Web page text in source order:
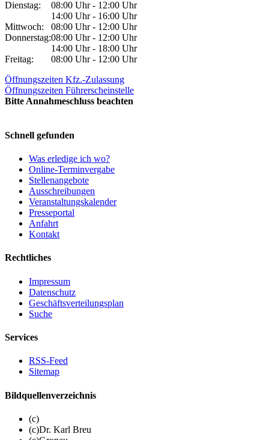
Dienstag:
08:00 Uhr - 12:00 Uhr
14:00 Uhr - 16:00 Uhr
Mittwoch:
08:00 Uhr - 12:00 Uhr
Donnerstag:08:00 Uhr - 12:00 Uhr
14:00 Uhr - 18:00 Uhr
Freitag:
08:00 Uhr - 12:00 Uhr
Öffnungszeiten Kfz.-Zulassung
Öffnungszeiten Führerscheinstelle
Bitte Annahmeschluss beachten
Schnell gefunden
Was erledige ich wo?
Online-Terminvergabe
Stellenangebote
Ausschreibungen
Veranstaltungskalender
Presseportal
Anfahrt
Kontakt
Rechtliches
Impressum
Datenschutz
Geschäftsverteilungsplan
Suche
Services
RSS-Feed
Sitemap
Bildquellenverzeichnis
(c)
(c)Dr. Karl Breu